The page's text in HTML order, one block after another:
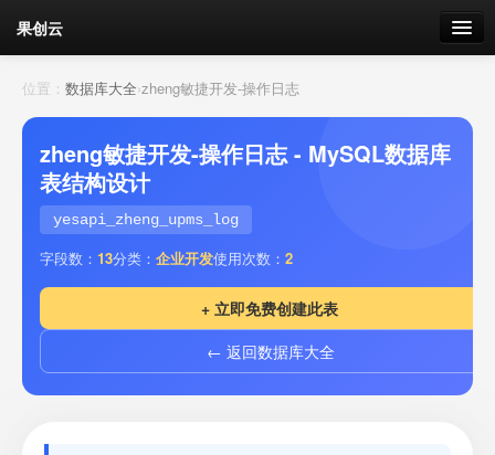
果创云
数据表单
API接口
云存储
流量 剩余接口流量
套餐
位置： 数据库大全›zheng敏捷开发-操作日志
zheng敏捷开发-操作日志 - MySQL数据库
表结构设计
yesapi_zheng_upms_log
字段数： 13分类： 企业开发使用次数： 2
+ 立即免费创建此表
← 返回数据库大全